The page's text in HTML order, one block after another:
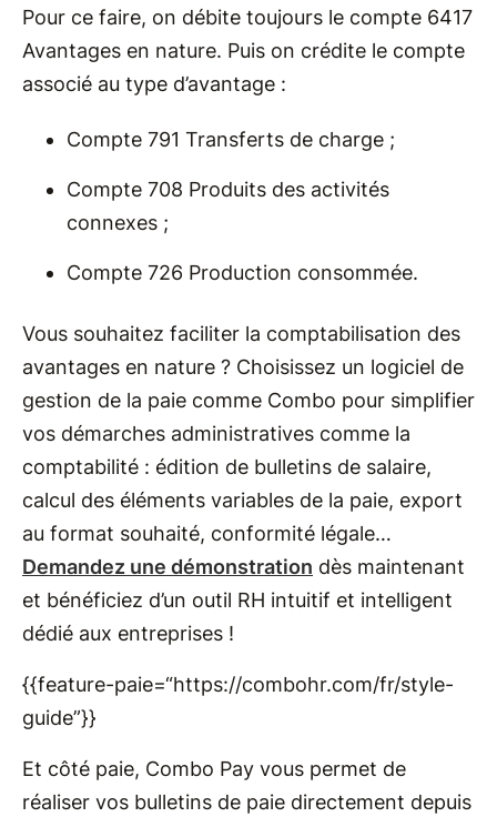
Pour ce faire, on débite toujours le compte 6417
Avantages en nature. Puis on crédite le compte
associé au type d’avantage :
Compte 791 Transferts de charge ;
Compte 708 Produits des activités
connexes ;
Compte 726 Production consommée.
Vous souhaitez faciliter la comptabilisation des
avantages en nature ? Choisissez un logiciel de
gestion de la paie comme Combo pour simplifier
vos démarches administratives comme la
comptabilité : édition de bulletins de salaire,
calcul des éléments variables de la paie, export
au format souhaité, conformité légale…
Demandez une démonstration dès maintenant
et bénéficiez d’un outil RH intuitif et intelligent
dédié aux entreprises !
{{feature-paie=“https://combohr.com/fr/style-
guide”}}
Et côté paie, Combo Pay vous permet de
réaliser vos bulletins de paie directement depuis